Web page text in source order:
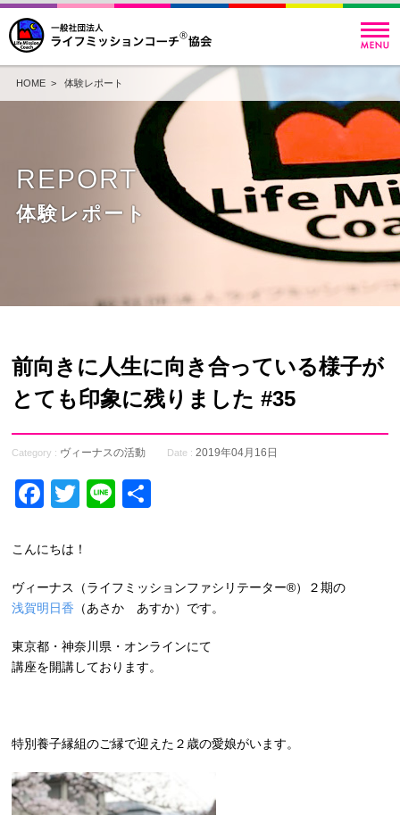
HOME> 体験レポート
REPORT
体験レポート
前向きに人生に向き合っている様子が
とても印象に残りました #35
Category : ヴィーナスの活動 Date : 2019年04月16日
Facebook
Twitter
Line
こんにちは！
ヴィーナス（ライフミッションファシリテーター®）２期の
浅賀明日香 （あさか あすか）です。
東京都・神奈川県・オンラインにて
講座を開講しております。
特別養子縁組のご縁で迎えた２歳の愛娘がいます。